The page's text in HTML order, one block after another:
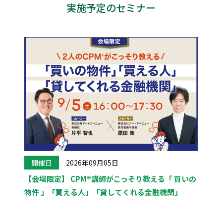
実施予定のセミナー
開催日 2026年09月05日
【会場限定】 CPM®講師がこっそり教える「 買いの
物件 」「買える人」「貸してくれる金融機関」